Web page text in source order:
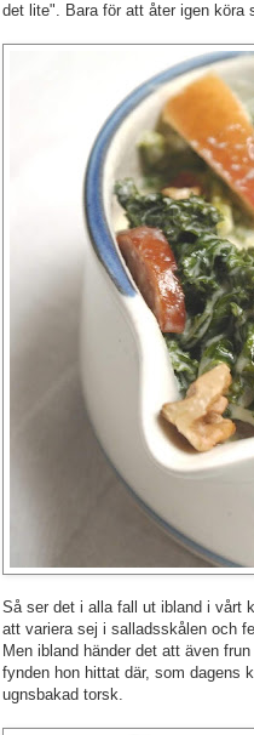
det lite". Bara för att åter igen köra
Så ser det i alla fall ut ibland i vårt
att variera sej i salladsskålen och
Men ibland händer det att även
fynden hon hittat där, som dagens
ugnsbakad torsk.